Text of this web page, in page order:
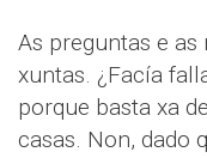
As preguntas e as
xuntas. ¿Facía
porque basta xa
casas. Non, dado